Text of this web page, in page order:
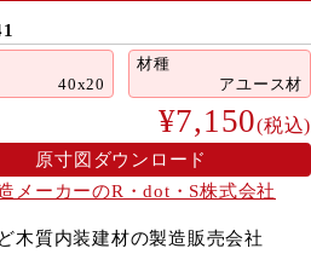
40x20
材種
アユース材
¥7,150(税込)
原寸図ダウンロード
メーカーのR・dot・S株式会社
木質内装建材の製造販売会社